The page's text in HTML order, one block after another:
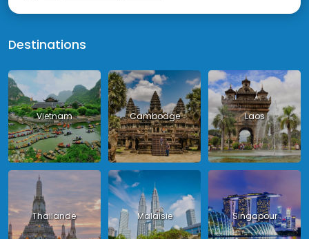
Destinations
Vietnam Cambodge Laos
Thailande Malaisie Singapour